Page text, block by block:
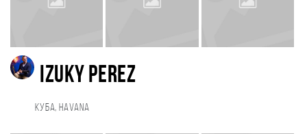
Izuky Perez
Куба, Havana